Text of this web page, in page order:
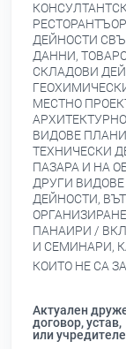
ДЕЙНОСТИ
ДАННИ,
СКЛАДОВИ
МЕСТНО
ВИДОВЕ
ТЕХНИЧЕСКИ
ПАЗАРА И НА
ДРУГИ
ДЕЙНОСТИ,
ПАНАИРИ /
И СЕМИНАРИ,
КОИТО НЕ СА
Актуален
договор, устав,
или